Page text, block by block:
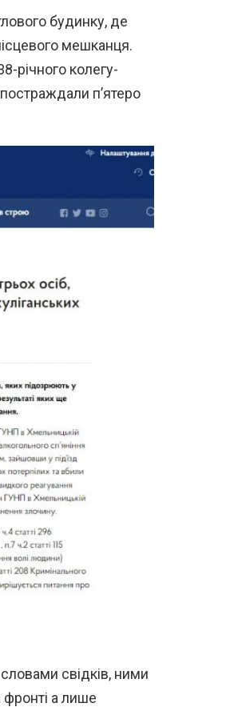
будинку, де
мешканця.
річного колегу-
п’ятеро
свідків, ними
фронті а лише